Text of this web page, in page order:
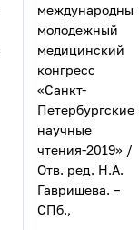
молодежный
медицинский
конгресс
«Санкт-
Петербургские
научные
чтения-2019» /
Отв. ред. Н.А.
Гавришева. –
СПб.,